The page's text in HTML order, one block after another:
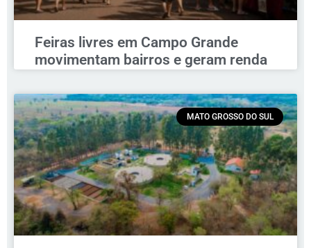
Feiras livres em Campo Grande
movimentam bairros e geram renda
MATO GROSSO DO SUL